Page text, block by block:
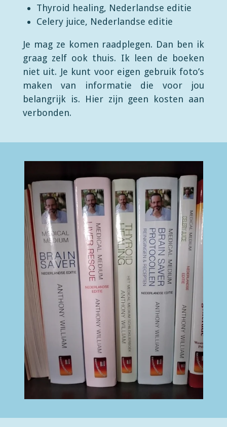
Thyroid healing, Nederlandse editie
Celery juice, Nederlandse editie
Je mag ze komen raadplegen. Dan ben ik
graag zelf ook thuis. Ik leen de boeken
niet uit. Je kunt voor eigen gebruik foto’s
maken van informatie die voor jou
belangrijk is. Hier zijn geen kosten aan
verbonden.